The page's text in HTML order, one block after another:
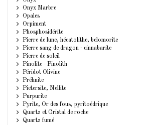
Onyx Marbre
Opales
Orpiment
Phosphosidérite
Pierre de lune, hécatolithe, belomorite
Pierre sang de dragon - cinnabarite
Pierre de soleil
Pinolite - Pinolith
Péridot Olivine
Préhnite
Pietersite, Nellite
Purpurite
Pyrite, Or des fous, pyritoédrique
Quartz et Cristal de roche
Quartz fumé